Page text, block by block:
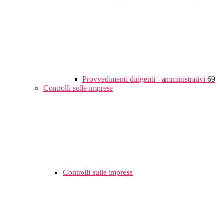
Provvedimenti dirigenti - amministrativi 69
Controlli sulle imprese
Controlli sulle imprese